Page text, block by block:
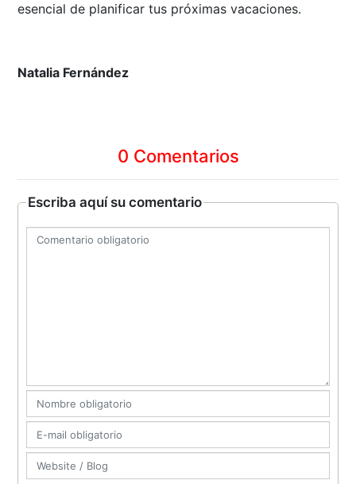
esencial de planificar tus próximas vacaciones.
Natalia Fernández
0 Comentarios
Escriba aquí su comentario